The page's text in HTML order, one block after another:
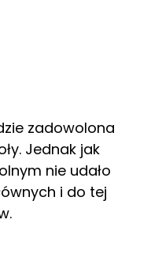
zadowolona
Jednak jak
nie udało
i do tej